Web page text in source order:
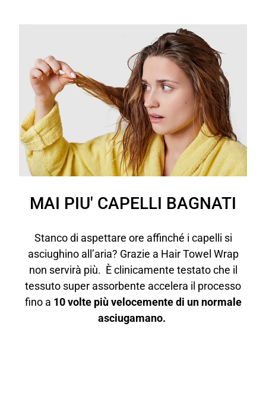
MAI PIU' CAPELLI BAGNATI
Stanco di aspettare ore affinché i capelli si
asciughino all’aria? Grazie a Hair Towel Wrap
non servirà più. È clinicamente testato che il
tessuto super assorbente accelera il processo
fino a 10volte più velocemente di un normale
asciugamano.